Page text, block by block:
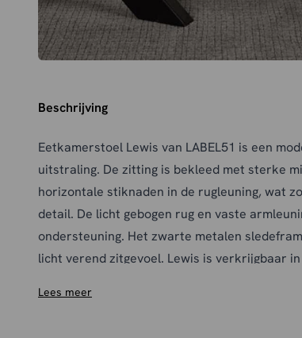
Beschrijving
Eetkamerstoel Lewis van LABEL51 is een
uitstraling. De zitting is bekleed met sterke
horizontale stiknaden in de rugleuning, wat
detail. De licht gebogen rug en vaste
ondersteuning. Het zwarte metalen
licht verend zitgevoel. Lewis is verkrijgbaar
Onderhoud en bescherming
Lees meer